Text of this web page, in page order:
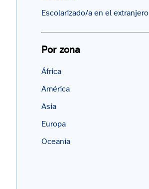
Escolarizado/a en el extranjero
Por zona
África
América
Asia
Europa
Oceanía